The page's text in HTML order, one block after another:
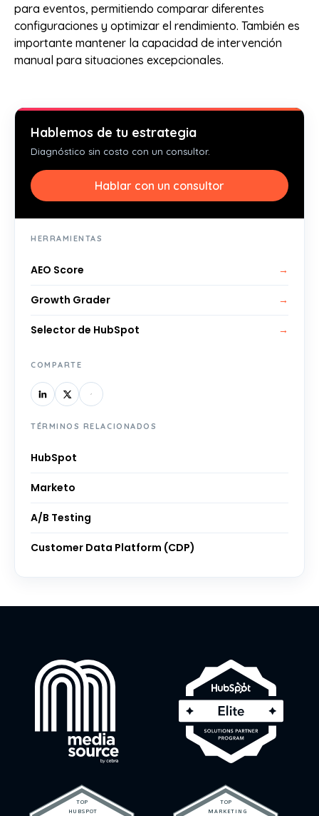
para eventos, permitiendo comparar diferentes
configuraciones y optimizar el rendimiento. También es
importante mantener la capacidad de intervención
manual para situaciones excepcionales.
Hablemos de tu estrategia
Diagnóstico sin costo con un consultor.
Hablar con un consultor
HERRAMIENTAS
AEO Score →
Growth Grader →
Selector de HubSpot →
COMPARTE
TÉRMINOS RELACIONADOS
HubSpot
Marketo
A/B Testing
Customer Data Platform (CDP)